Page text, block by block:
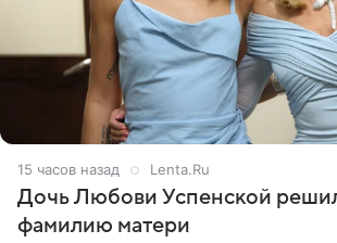
15 часов назад Lenta.Ru
Дочь Любови Успенской
фамилию матери